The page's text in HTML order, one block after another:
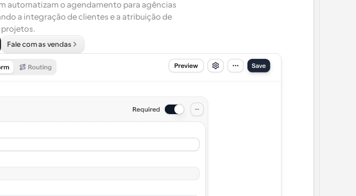
automatizam o agendamento para agências
a integração de clientes e a atribuição de
projetos.
Fale com as vendas